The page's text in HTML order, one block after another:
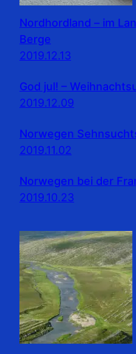
Nordhordland – im
Berge
2019.12.13
God jul! –
2019.12.09
Norwegen
2019.11.02
Norwegen bei der
2019.10.23